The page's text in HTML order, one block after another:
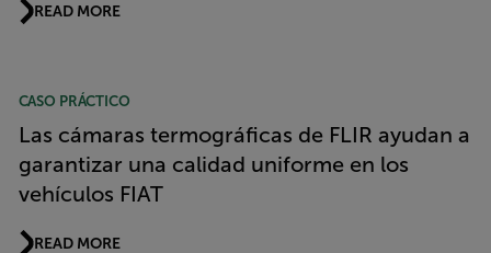
READ MORE
CASO PRÁCTICO
Las cámaras termográficas de FLIR ayudan a
garantizar una calidad uniforme en los
vehículos FIAT
READ MORE